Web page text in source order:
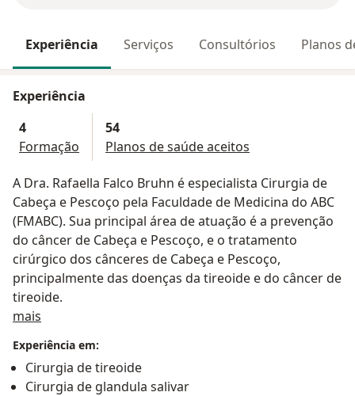
Experiência Serviços Consultórios Planos
Experiência
4
Formação
54
Planos de saúde aceitos
A Dra. Rafaella Falco Bruhn é especialista Cirurgia de
Cabeça e Pescoço pela Faculdade de Medicina do ABC
(FMABC). Sua principal área de atuação é a prevenção
do câncer de Cabeça e Pescoço, e o tratamento
cirúrgico dos cânceres de Cabeça e Pescoço,
principalmente das doenças da tireoide e do câncer de
tireoide.
mais
Experiência em:
Cirurgia de tireoide
Cirurgia de glandula salivar